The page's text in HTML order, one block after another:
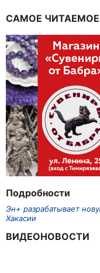
САМОЕ ЧИТАЕМОЕ
Подробности
Эн+ разрабатывает
Хакасии
ВИДЕОНОВОСТИ